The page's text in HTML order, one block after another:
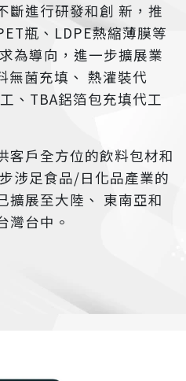
斷進行研發和創 新，推
瓶、LDPE熱縮薄膜等
為導向，進一步擴展業
無菌充填、 熱灌裝代
、TBA鋁箔包充填代工
客戶全方位的飲料包材和
涉足食品/日化品產業的
擴展至大陸、 東南亞和
灣台中。